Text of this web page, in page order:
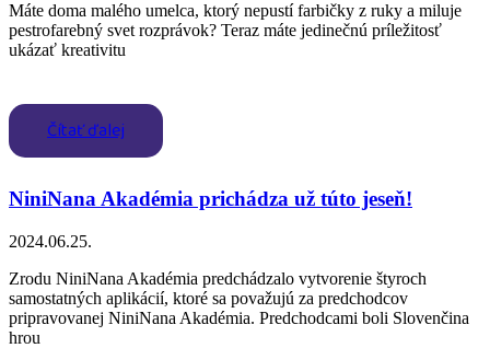
Máte doma malého umelca, ktorý nepustí farbičky z ruky a miluje
pestrofarebný svet rozprávok? Teraz máte jedinečnú príležitosť
ukázať kreativitu
Čítať ďalej
NiniNana Akadémia prichádza už túto jeseň!
2024.06.25.
Zrodu NiniNana Akadémia predchádzalo vytvorenie štyroch
samostatných aplikácií, ktoré sa považujú za predchodcov
pripravovanej NiniNana Akadémia. Predchodcami boli Slovenčina
hrou